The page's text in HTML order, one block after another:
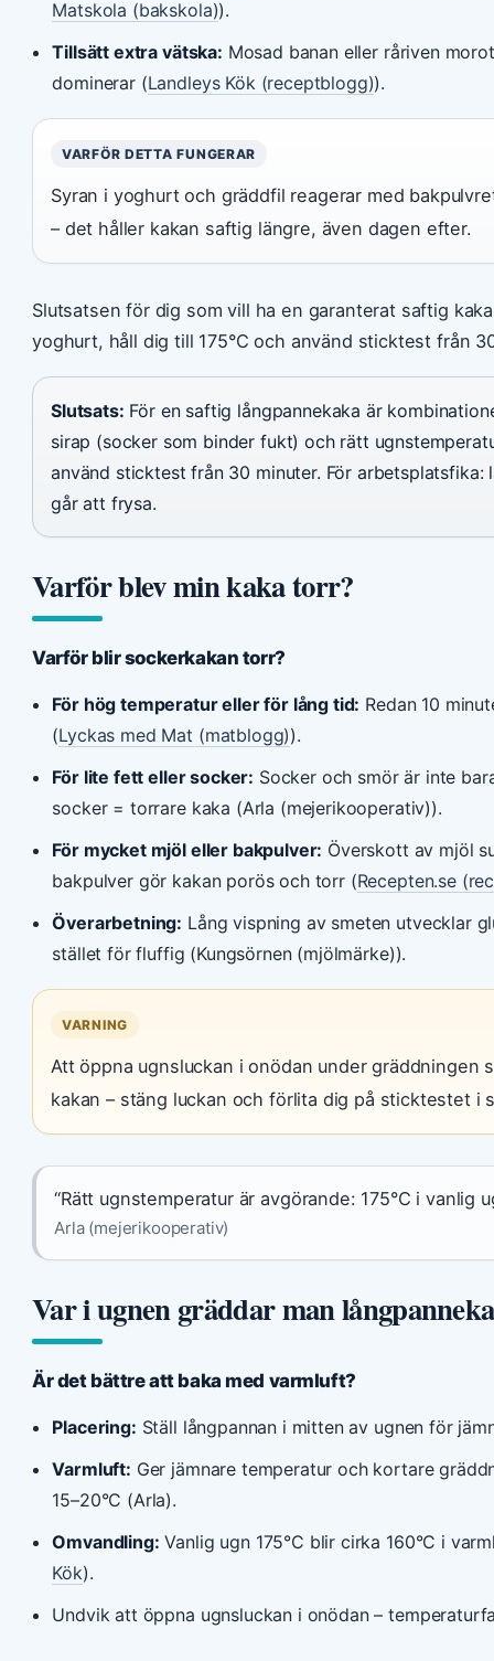
Matskola (bakskola)).
Tillsätt extra vätska: Mosad banan eller råriven
dominerar (Landleys Kök (receptblogg)).
VARFÖR DETTA FUNGERAR
Syran i yoghurt och gräddfil reagerar med
– det håller kakan saftig längre, även dagen efter.
Slutsatsen för dig som vill ha en garanterat saftig
yoghurt, håll dig till 175°C och använd sticktest från
Slutsats: För en saftig långpannekaka är
sirap (socker som binder fukt) och rätt
använd sticktest från 30 minuter. För
går att frysa.
Varför blev min kaka torr?
Varför blir sockerkakan torr?
För hög temperatur eller för lång tid: Redan 10
(Lyckas med Mat (matblogg)).
För lite fett eller socker: Socker och smör är inte
socker = torrare kaka (Arla (mejerikooperativ)).
För mycket mjöl eller bakpulver: Överskott av mjöl
bakpulver gör kakan porös och torr (Recepten.se
Överarbetning: Lång vispning av smeten utvecklar
stället för fluffig (Kungsörnen (mjölmärke)).
VARNING
Att öppna ugnsluckan i onödan under gräddningen
kakan – stäng luckan och förlita dig på sticktestet i
“Rätt ugnstemperatur är avgörande: 175°C i vanlig
Arla (mejerikooperativ)
Var i ugnen gräddar man
Är det bättre att baka med varmluft?
Placering: Ställ långpannan i mitten av ugnen för
Varmluft: Ger jämnare temperatur och kortare
15–20°C (Arla).
Omvandling: Vanlig ugn 175°C blir cirka 160°C i
Kök).
Undvik att öppna ugnsluckan i onödan –